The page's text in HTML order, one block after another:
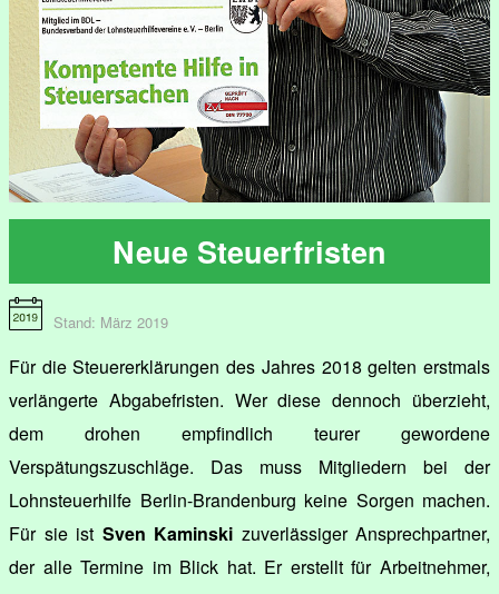
Neue Steuerfristen
Stand: März 2019
Für die Steuererklärungen des Jahres 2018 gelten erstmals
verlängerte Abgabefristen. Wer diese dennoch überzieht,
dem drohen empfindlich teurer gewordene
Verspätungszuschläge. Das muss Mitgliedern bei der
Lohnsteuerhilfe Berlin-Brandenburg keine Sorgen machen.
Für sie ist Sven Kaminski zuverlässiger Ansprechpartner,
der alle Termine im Blick hat. Er erstellt für Arbeitnehmer,